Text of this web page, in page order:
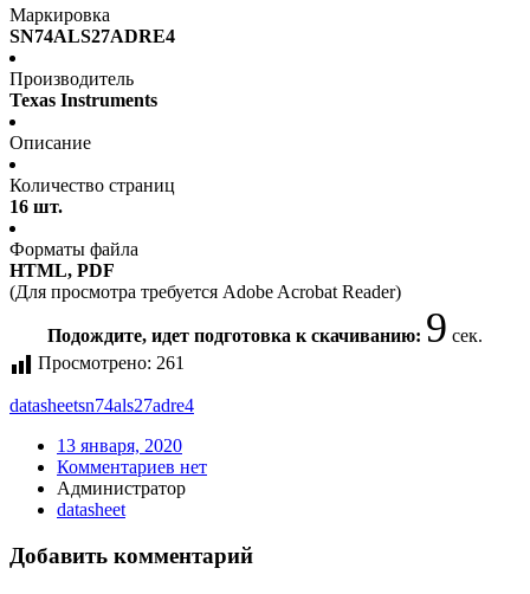
Маркировка
SN74ALS27ADRE4
Производитель
Texas Instruments
Описание
Количество страниц
16 шт.
Форматы файла
HTML, PDF
(Для просмотра требуется Adobe Acrobat Reader)
Подождите, идет подготовка к скачиванию: 8 сек.
Просмотрено: 261
datasheetsn74als27adre4
13 января, 2020
Комментариев нет
Администратор
datasheet
Добавить комментарий